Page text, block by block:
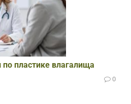
пластике влагалища
0